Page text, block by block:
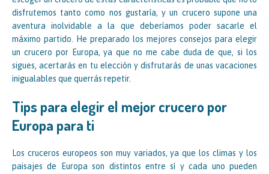
disfrutemos tanto como nos gustaría, y un crucero supone una
aventura inolvidable a la que deberíamos poder sacarle el
máximo partido. He preparado los mejores consejos para elegir
un crucero por Europa, ya que no me cabe duda de que, si los
sigues, acertarás en tu elección y disfrutarás de unas vacaciones
inigualables que querrás repetir.
Tips para elegir el mejor crucero por
Europa para ti
Los cruceros europeos son muy variados, ya que los climas y los
paisajes de Europa son distintos entre sí y cada uno pueden